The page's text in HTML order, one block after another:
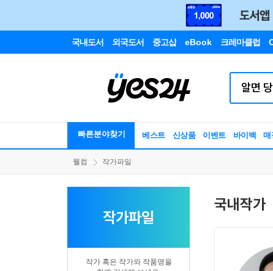
국내도서 외국도서 중고샵 eBook 크레마클럽
빠른분야찾기 베스트 신상품 이벤트 바이백 매
웰컴 작가파일
작가파일
작가 혹은 작가와 작품명을
국내작가